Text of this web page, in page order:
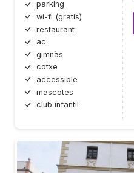
parking
wi-fi (gratis)
restaurant
ac
gimnàs
cotxe
accessible
mascotes
club infantil